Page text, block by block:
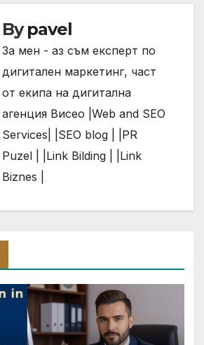
Bypavel
За мен - аз съм експерт по
дигитален маркетинг, част
от екипа на дигитална
агенция Висео | Web and SEO
Services| | SEO blog | | PR
Puzel | | Link Bilding | | Link
Biznes |